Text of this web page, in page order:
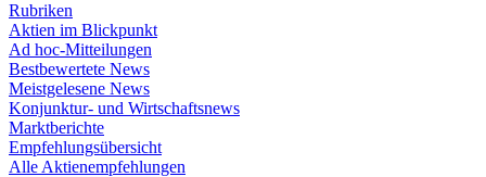
Rubriken
Aktien im Blickpunkt
Ad hoc-Mitteilungen
Bestbewertete News
Meistgelesene News
Konjunktur- und Wirtschaftsnews
Marktberichte
Empfehlungsübersicht
Alle Aktienempfehlungen